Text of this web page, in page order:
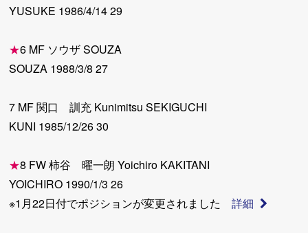
YUSUKE 1986/4/14 29
★6 MF ソウザ SOUZA
SOUZA 1988/3/8 27
7 MF 関口 訓充 Kunimitsu SEKIGUCHI
KUNI 1985/12/26 30
★8 FW 柿谷 曜一朗 Yoichiro KAKITANI
YOICHIRO 1990/1/3 26
※1月22日付でポジションが変更されました詳細